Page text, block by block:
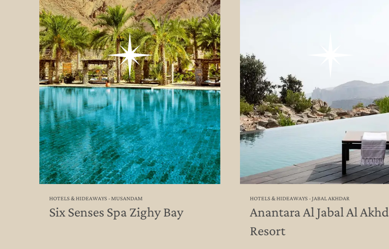
HOTELS & HIDEAWAYS - MUSANDAM
Six Senses Spa Zighy Bay
HOTELS & HIDEAWAYS - JABAL AKHDAR
Anantara Al Jabal Al
Resort